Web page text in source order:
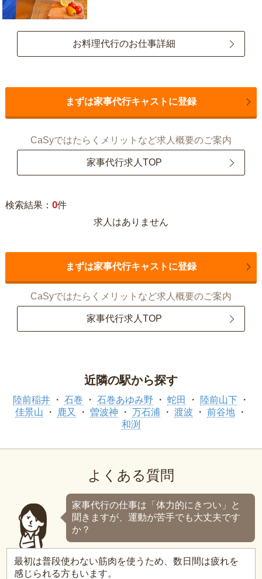
お料理代行のお仕事詳細
まずは家事代行キャストに登録
CaSyではたらくメリットなど求人概要のご案内
家事代行求人TOP
検索結果： 0件
求人はありません
まずは家事代行キャストに登録
CaSyではたらくメリットなど求人概要のご案内
家事代行求人TOP
近隣の駅から探す
陸前稲井 石巻 石巻あゆみ野 蛇田
陸前山下
佳景山
鹿又 曽波神 万石浦 渡波
前谷地
和渕
よくある質問
家事代行の仕事は「体力的にきつい」と
聞きますが、運動が苦手でも大丈夫です
か？
最初は普段使わない筋肉を使うため、数日間は疲れを
感じられる方もいます。